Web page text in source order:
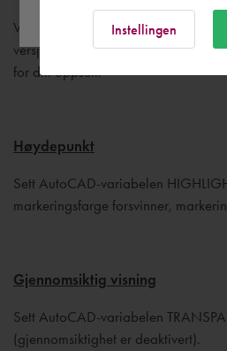
Velg kombinasjonen av grafikkort/
versjon/Windows-versjon for å
for ditt oppsett.
Høydepunkt
Sett AutoCAD-variabelen
markeringsfarge forsvinner,
Gjennomsiktig visning
Sett AutoCAD-variabelen
(gjennomsiktighet er deaktivert).
Instellingen